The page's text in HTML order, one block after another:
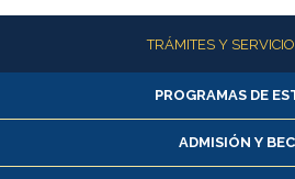
Más informaciónTRÁMITES Y
Alumnas/os y
Matrícula en
Inscripción y cambio de
PROGRAMAS DE
ADMISIÓN Y